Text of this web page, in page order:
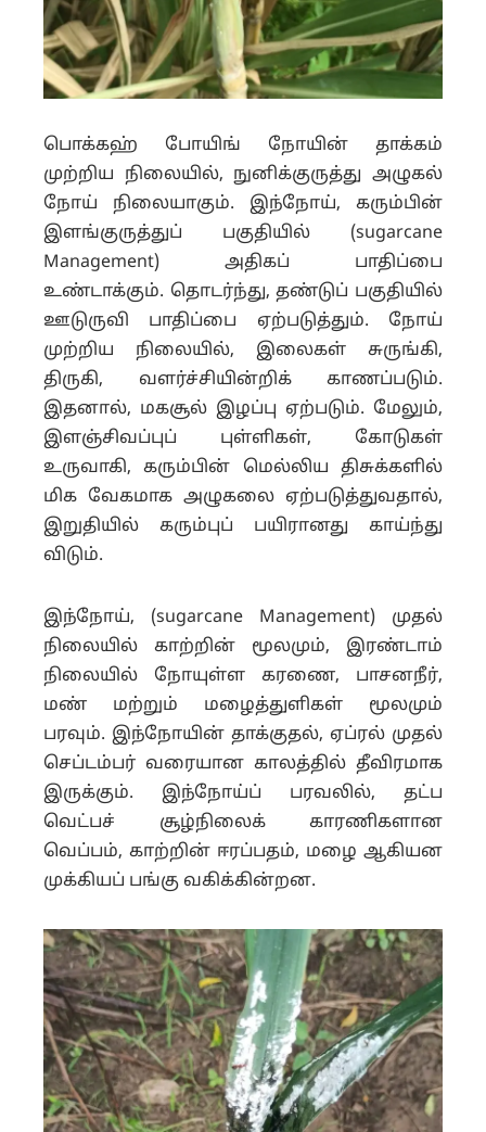
பொக்கஹ் போயிங் நோயின் தாக்கம்
முற்றிய நிலையில், நுனிக்குருத்து அழுகல்
நோய் நிலையாகும். இந்நோய், கரும்பின்
இளங்குருத்துப் பகுதியில் (sugarcane
Management) அதிகப் பாதிப்பை
உண்டாக்கும். தொடர்ந்து, தண்டுப் பகுதியில்
ஊடுருவி பாதிப்பை ஏற்படுத்தும். நோய்
முற்றிய நிலையில், இலைகள் சுருங்கி,
திருகி, வளர்ச்சியின்றிக் காணப்படும்.
இதனால், மகசூல் இழப்பு ஏற்படும். மேலும்,
இளஞ்சிவப்புப் புள்ளிகள், கோடுகள்
உருவாகி, கரும்பின் மெல்லிய திசுக்களில்
மிக வேகமாக அழுகலை ஏற்படுத்துவதால்,
இறுதியில் கரும்புப் பயிரானது காய்ந்து
விடும்.
இந்நோய், (sugarcane Management) முதல்
நிலையில் காற்றின் மூலமும், இரண்டாம்
நிலையில் நோயுள்ள கரணை, பாசனநீர்,
மண் மற்றும் மழைத்துளிகள் மூலமும்
பரவும். இந்நோயின் தாக்குதல், ஏப்ரல் முதல்
செப்டம்பர் வரையான காலத்தில் தீவிரமாக
இருக்கும். இந்நோய்ப் பரவலில், தட்ப
வெட்பச் சூழ்நிலைக் காரணிகளான
வெப்பம், காற்றின் ஈரப்பதம், மழை ஆகியன
முக்கியப் பங்கு வகிக்கின்றன.